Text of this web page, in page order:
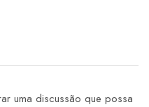
uma discussão que possa